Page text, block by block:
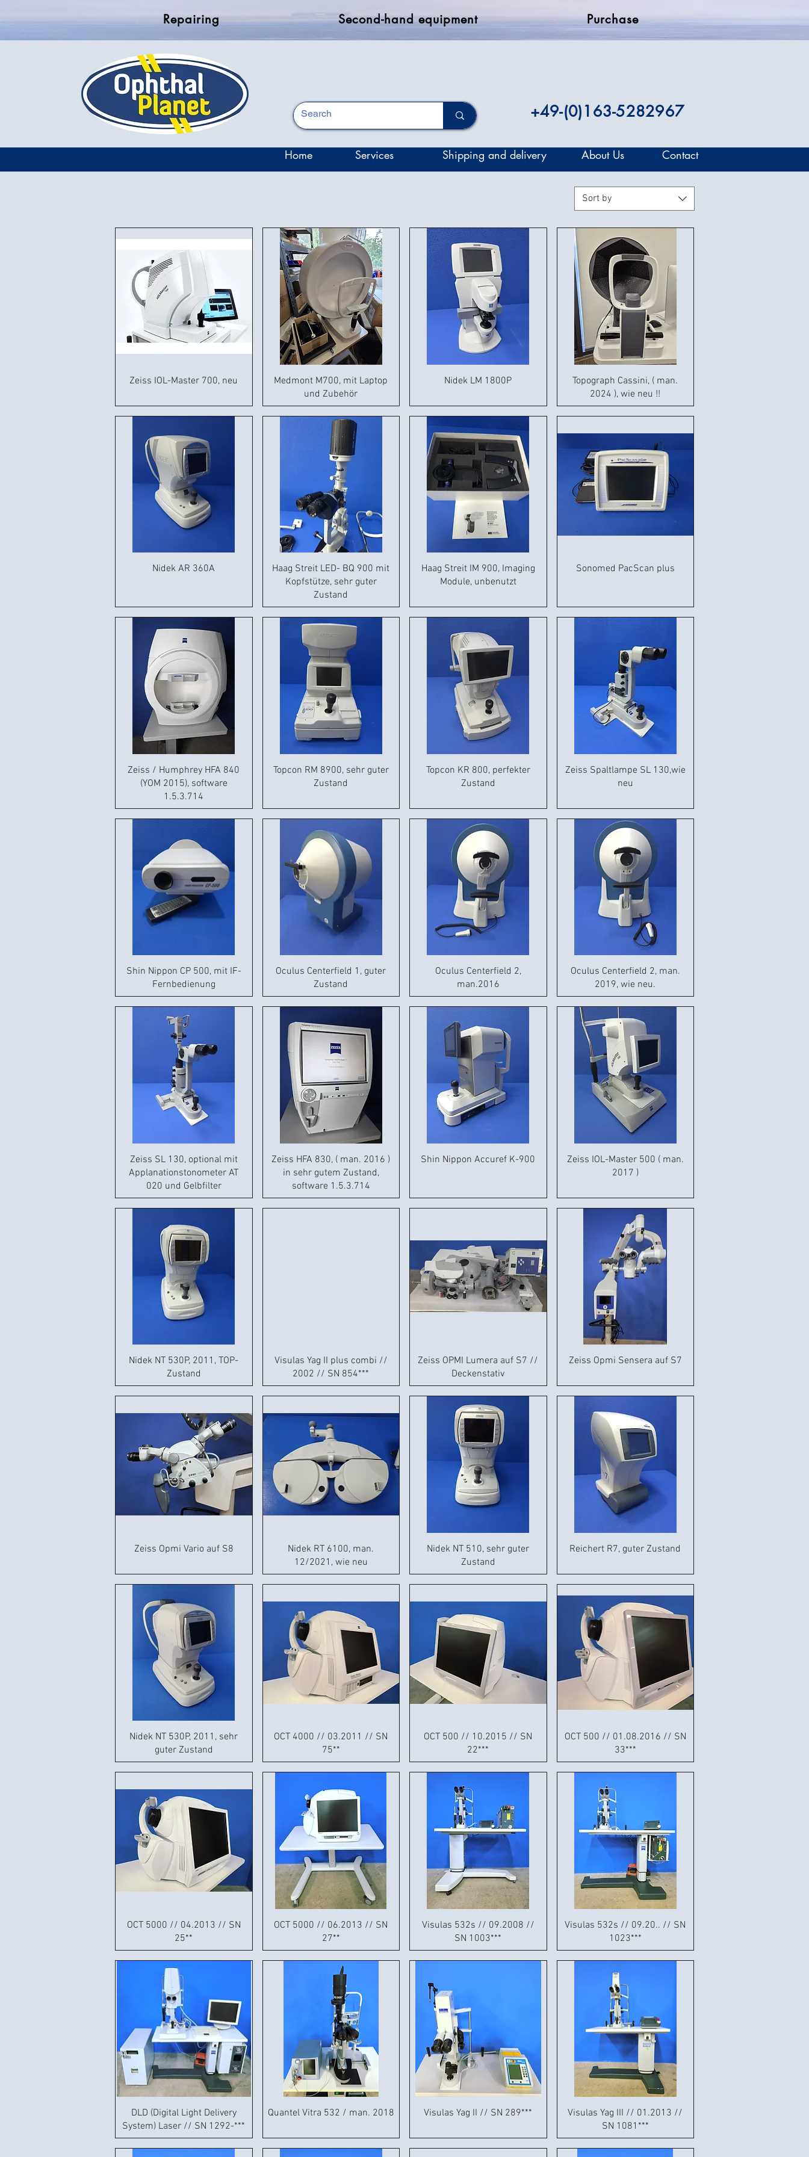
Repairing Second-hand equipment Purchase
+49-(0)163-5282967
Home Services Shipping and delivery About Us Contact
Sort by
Zeiss IOL-Master 700, neu
Medmont M700, mit Laptop
und Zubehör
Nidek LM 1800P
Topograph Cassini, ( man.
2024 ), wie neu !!
Nidek AR 360A
Haag Streit LED- BQ 900 mit
Kopfstütze, sehr guter
Zustand
Haag Streit IM 900, Imaging
Module, unbenutzt
Sonomed PacScan plus
Zeiss / Humphrey HFA 840
(YOM 2015), software
1.5.3.714
Topcon RM 8900, sehr guter
Zustand
Topcon KR 800, perfekter
Zustand
Zeiss Spaltlampe SL 130,wie
neu
Shin Nippon CP 500, mit IF-
Fernbedienung
Oculus Centerfield 1, guter
Zustand
Oculus Centerfield 2,
man.2016
Oculus Centerfield 2, man.
2019, wie neu.
Zeiss SL 130, optional mit
Applanationstonometer AT
020 und Gelbfilter
Zeiss HFA 830, ( man. 2016 )
in sehr gutem Zustand,
software 1.5.3.714
Shin Nippon Accuref K-900
Zeiss IOL-Master 500 ( man.
2017 )
Nidek NT 530P, 2011, TOP-
Zustand
Visulas Yag II plus combi //
2002 // SN 854***
Zeiss OPMI Lumera auf S7 //
Deckenstativ
Zeiss Opmi Sensera auf S7
Zeiss Opmi Vario auf S8
Nidek RT 6100, man.
12/2021, wie neu
Nidek NT 510, sehr guter
Zustand
Reichert R7, guter Zustand
Nidek NT 530P, 2011, sehr
guter Zustand
OCT 4000 // 03.2011 // SN
75**
OCT 500 // 10.2015 // SN
22***
OCT 500 // 01.08.2016 // SN
33***
OCT 5000 // 04.2013 // SN
25**
OCT 5000 // 06.2013 // SN
27**
Visulas 532s // 09.2008 //
SN 1003***
Visulas 532s // 09.20.. // SN
1023***
DLD (Digital Light Delivery
System) Laser // SN 1292-***
Quantel Vitra 532 / man. 2018 Visulas Yag II // SN 289***
Visulas Yag III // 01.2013 //
SN 1081***